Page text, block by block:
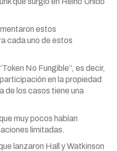
estos
cada uno de estos
No Fungible”, es decir,
en la propiedad
de los casos tiene una
muy pocos habían
limitadas.
lanzaron Hall y Watkinson